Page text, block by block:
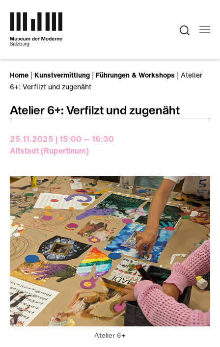
Home Kunstvermittlung Führungen & Workshops
Atelier
6+: Verfilzt und zugenäht
Atelier 6+: Verfilzt und zugenäht
25.11.2025 | 15:00 — 16:30
Altstadt (Rupertinum)
Atelier 6+